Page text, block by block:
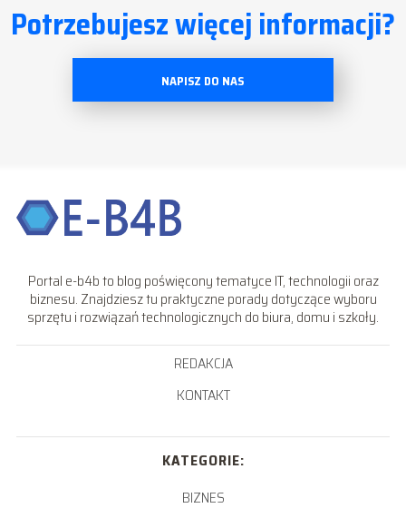
Potrzebujesz więcej informacji?
NAPISZ DO NAS
Portal e-b4b to blog poświęcony tematyce IT, technologii oraz
biznesu. Znajdziesz tu praktyczne porady dotyczące wyboru
sprzętu i rozwiązań technologicznych do biura, domu i szkoły.
REDAKCJA
KONTAKT
KATEGORIE:
BIZNES